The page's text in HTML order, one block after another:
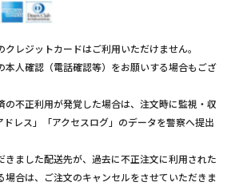
レジットカードはご利用いただけません。
人確認（電話確認等）をお願いする場合もござ
不正利用が発覚した場合は、注文時に監視・収
レス」「アクセスログ」のデータを警察へ提出
ました配送先が、過去に不正注文に利用された
場合は、ご注文のキャンセルをさせていただきま